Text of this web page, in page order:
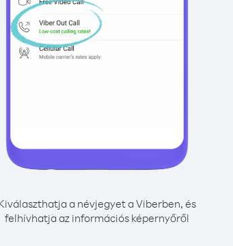
a névjegyet a Viberben, és
felhívhatja az információs képernyőről